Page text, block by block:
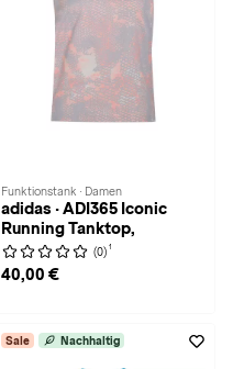
Funktionstank · Damen
adidas · ADI365 Iconic
Running Tanktop,
(0) 1
40,00 €
Sale Nachhaltig